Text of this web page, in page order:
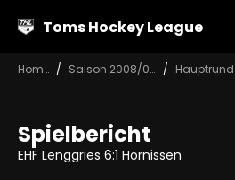
Toms Hockey League
Home Saison 2008/09
Spielbericht
EHF Lenggries 6:1 Hornissen